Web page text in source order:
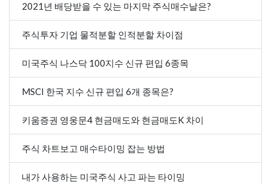
2021년 배당받을 수 있는 마지막 주식매수날은?
주식투자 기업 물적분할 인적분할 차이점
미국주식 나스닥 100지수 신규 편입 6종목
MSCI 한국 지수 신규 편입 6개 종목은?
키움증권 영웅문4 현금매도와 현금매도K 차이
주식 차트보고 매수타이밍 잡는 방법
내가 사용하는 미국주식 사고 파는 타이밍